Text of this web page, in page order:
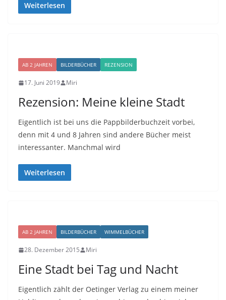
Weiterlesen
AB 2 JAHREN BILDERBÜCHER REZENSION
17. Juni 2019 Miri
Rezension: Meine kleine Stadt
Eigentlich ist bei uns die Pappbilderbuchzeit vorbei,
denn mit 4 und 8 Jahren sind andere Bücher meist
interessanter. Manchmal wird
Weiterlesen
AB 2 JAHREN BILDERBÜCHER WIMMELBÜCHER
28. Dezember 2015 Miri
Eine Stadt bei Tag und Nacht
Eigentlich zählt der Oetinger Verlag zu einem meiner